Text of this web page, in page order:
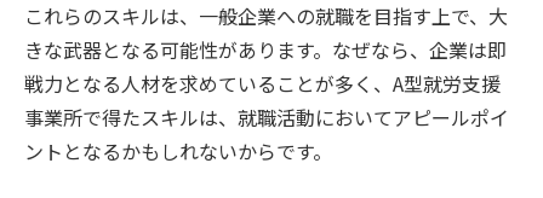
これらのスキルは、一般企業への就職を目指す上で、大
きな武器となる可能性があります。なぜなら、企業は即
戦力となる人材を求めていることが多く、A型就労支援
事業所で得たスキルは、就職活動においてアピールポイ
ントとなるかもしれないからです。